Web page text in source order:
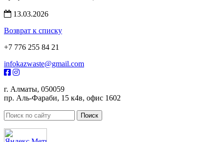
13.03.2026
Возврат к списку
+7 776 255 84 21
infokazwaste@gmail.com
г. Алматы, 050059
пр. Аль-Фараби, 15 к4в, офис 1602